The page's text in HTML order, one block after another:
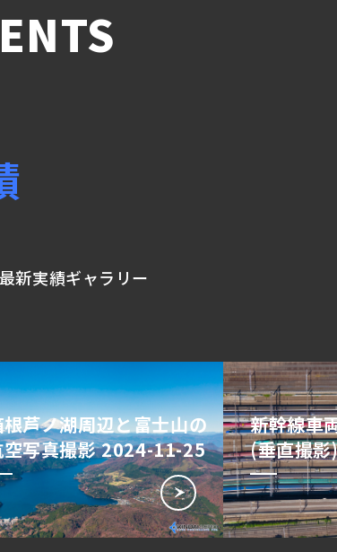
新実績ギャラリー
芦ノ湖周辺と富士山の
空写真撮影 2024-11-25
新幹線車
(垂直撮